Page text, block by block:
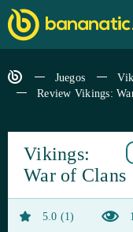
Juegos
Review Vikings:
Vikings:
War of Clans
5.0 1